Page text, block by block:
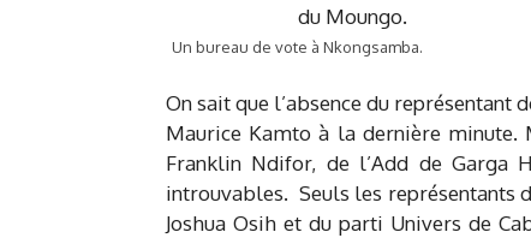
Un bureau de vote à Nkongsamba.
On sait que l’absence du
Maurice Kamto à la dernière minute.
Franklin Ndifor, de l’Add de Garga
introuvables. Seuls les représentants
Joshua Osih et du parti Univers de